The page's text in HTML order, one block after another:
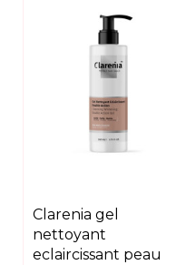
clarenia gel
nettoyant
eclaircissant peau